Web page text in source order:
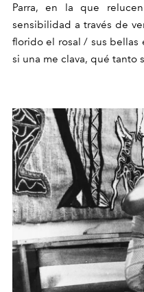
Parra, en la que
sensibilidad a través de
florido el rosal / sus bellas
si una me clava, qué tanto